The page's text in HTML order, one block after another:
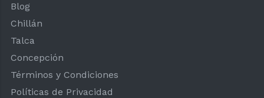
Blog
Chillán
Talca
Concepción
Términos y Condiciones
Políticas de Privacidad